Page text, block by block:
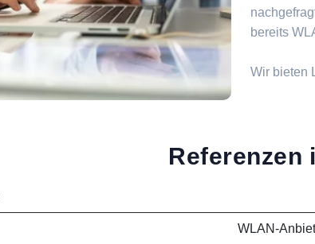
bereits
Wir bieten
Referenzen
WLAN-